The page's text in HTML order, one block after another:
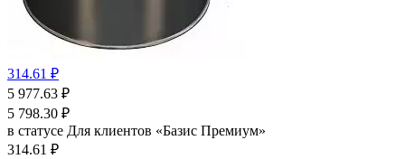
314.61 ₽
5 977.63 ₽
5 798.30 ₽
в статусе Для клиентов «Базис Премиум»
314.61 ₽